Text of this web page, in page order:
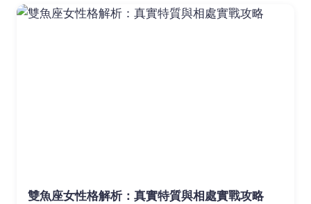
雙魚座女性格解析：真實特質與相處實戰攻略